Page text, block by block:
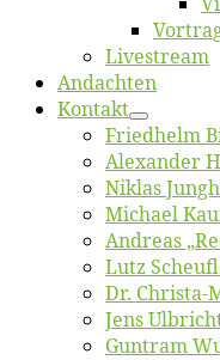
Live­stream
An­dach­ten
Kon­takt
Fried­helm
Alex­an­der
Ni­klas
Mi­cha­el
An­dre­as
Lutz
Dr. Chris­­ta-
Jens
Gun­tram